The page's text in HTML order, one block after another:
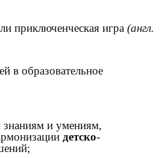
приключенческая игра (англ.
в образовательное
знаниям и умениям,
детско-